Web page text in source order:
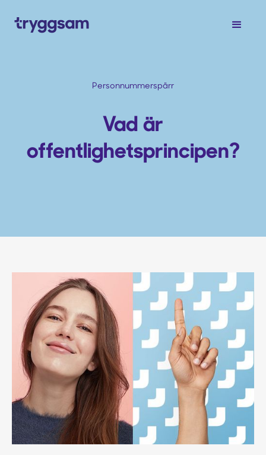
Personnummerspärr
Vad är
offentlighetsprincipen?